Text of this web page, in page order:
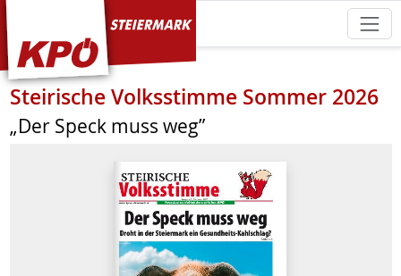
KPÖ Steiermark
Steirische Volksstimme Sommer 2026
„Der Speck muss weg”